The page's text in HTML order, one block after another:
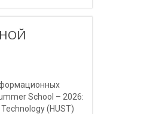
School – 2026:
(HUST)